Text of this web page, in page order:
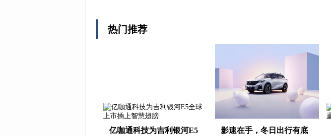
热门推荐
亿咖通科技为吉利银河E5
影速在手，冬日出行有底